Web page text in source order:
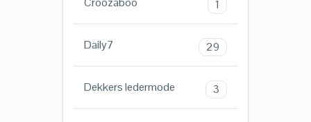
1
Daily7 29
Dekkers ledermode 3